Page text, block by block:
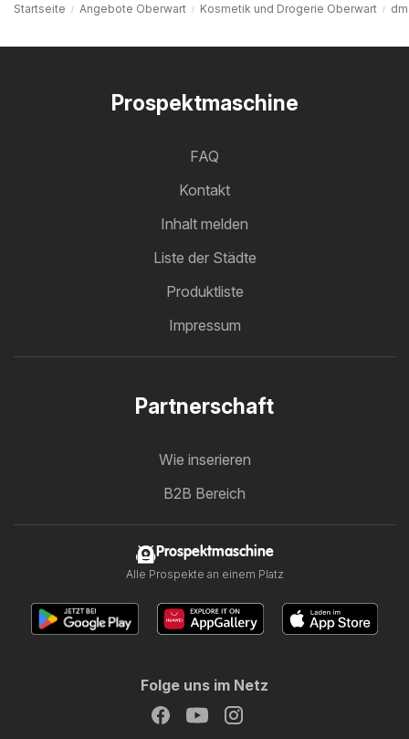
Startseite Angebote Oberwart Kosmetik und Drogerie Oberwart
Prospektmaschine
FAQ
Kontakt
Inhalt melden
Liste der Städte
Produktliste
Impressum
Partnerschaft
Wie inserieren
B2B Bereich
Prospektmaschine
Alle Prospekte an einem Platz
Folge uns im Netz